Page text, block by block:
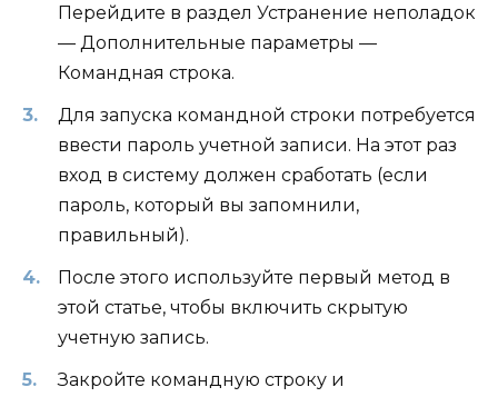
Перейдите в раздел Устранение неполадок
— Дополнительные параметры —
Командная строка.
Для запуска командной строки потребуется
ввести пароль учетной записи. На этот раз
вход в систему должен сработать (если
пароль, который вы запомнили,
правильный).
После этого используйте первый метод в
этой статье, чтобы включить скрытую
учетную запись.
Закройте командную строку и